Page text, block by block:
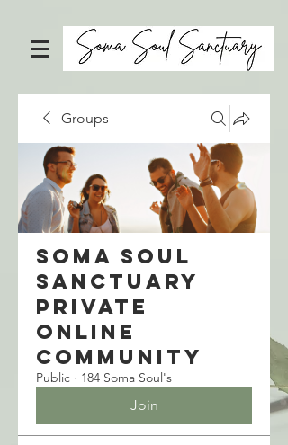
Groups
Soma Soul
Sanctuary
Private
Online
Community
Public · 184 Soma Soul's
Join